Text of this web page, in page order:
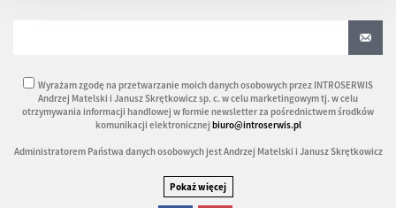
Wyrażam zgodę na przetwarzanie moich danych osobowych przez INTROSERWIS
Andrzej Matelski i Janusz Skrętkowicz sp. c. w celu marketingowym tj. w celu
otrzymywania informacji handlowej w formie newsletter za pośrednictwem środków
komunikacji elektronicznej biuro@introserwis.pl
Administratorem Państwa danych osobowych jest Andrzej Matelski i Janusz Skrętkowicz